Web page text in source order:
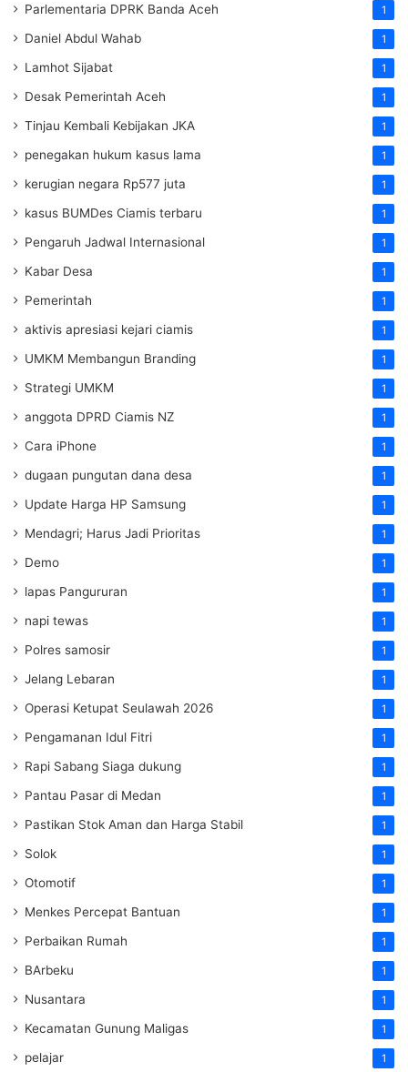
Parlementaria DPRK Banda Aceh 1
Daniel Abdul Wahab 1
Lamhot Sijabat 1
Desak Pemerintah Aceh 1
Tinjau Kembali Kebijakan JKA 1
penegakan hukum kasus lama 1
kerugian negara Rp577 juta 1
kasus BUMDes Ciamis terbaru 1
Pengaruh Jadwal Internasional 1
Kabar Desa 1
Pemerintah 1
aktivis apresiasi kejari ciamis 1
UMKM Membangun Branding 1
Strategi UMKM 1
anggota DPRD Ciamis NZ 1
Cara iPhone 1
dugaan pungutan dana desa 1
Update Harga HP Samsung 1
Mendagri; Harus Jadi Prioritas 1
Demo 1
lapas Pangururan 1
napi tewas 1
Polres samosir 1
Jelang Lebaran 1
Operasi Ketupat Seulawah 2026 1
Pengamanan Idul Fitri 1
Rapi Sabang Siaga dukung 1
Pantau Pasar di Medan 1
Pastikan Stok Aman dan Harga Stabil 1
Solok 1
Otomotif 1
Menkes Percepat Bantuan 1
Perbaikan Rumah 1
BArbeku 1
Nusantara 1
Kecamatan Gunung Maligas 1
pelajar 1